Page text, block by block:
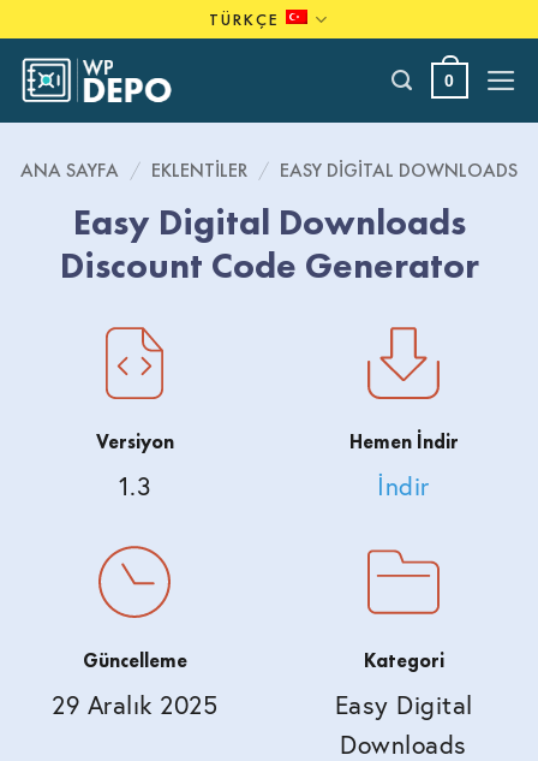
to
content
TÜRKÇE
0
ANA SAYFA / EKLENTILER / EASY DIGITAL DOWNLOADS
Easy Digital Downloads
Discount Code Generator
Versiyon
1.3
Hemen İndir
İndir
Güncelleme
29 Aralık 2025
Kategori
Easy Digital
Downloads